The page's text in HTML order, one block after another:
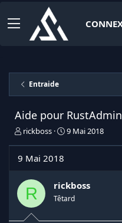
Entraide
Aide pour RustAdmin
I
a
e
u
rickboss
D
e
é
9 Mai 2018
9 Mai 2018
R rickboss
Têtard